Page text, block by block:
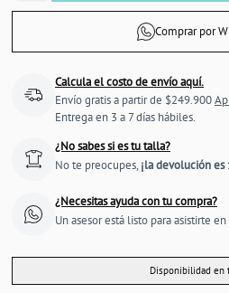
Comprar por
Calcula el costo de envío aquí.
Envío gratis a partir de $249.900
Entrega en 3 a 7 días hábiles.
¿No sabes si es tu talla?
No te preocupes, ¡la devolución es
¿Necesitas ayuda con tu compra?
Un asesor está listo para asistirte
Disponibilidad en